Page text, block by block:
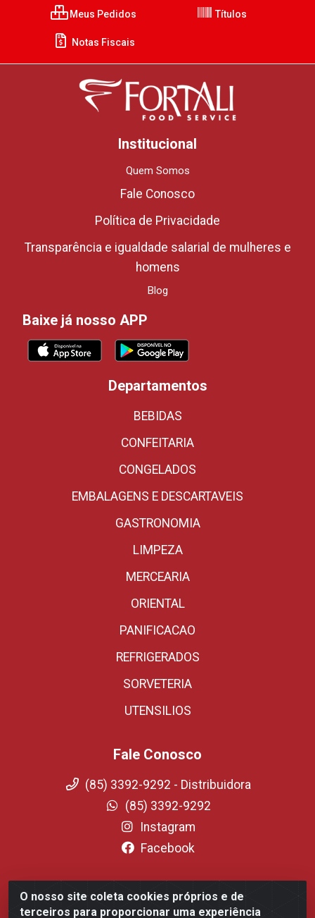
O nosso site coleta cookies próprios e de
terceiros para proporcionar uma experiência
Meus Pedidos Títulos
Notas Fiscais
Institucional
Quem Somos
Fale Conosco
Política de Privacidade
Transparência e igualdade salarial de mulheres e
homens
Blog
Baixe já nosso APP
Departamentos
BEBIDAS
CONFEITARIA
CONGELADOS
EMBALAGENS E DESCARTAVEIS
GASTRONOMIA
LIMPEZA
MERCEARIA
ORIENTAL
PANIFICACAO
REFRIGERADOS
SORVETERIA
UTENSILIOS
Fale Conosco
(85) 3392-9292 - Distribuidora
(85) 3392-9292
Instagram
Facebook
Fortali Distribuidora de Alimentos LTDA - Avenida